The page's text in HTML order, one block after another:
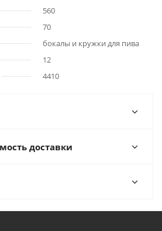
560
70
бокалы и кружки для пива
12
4410
доставки